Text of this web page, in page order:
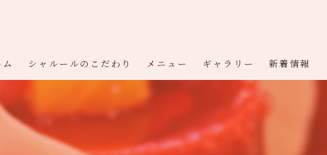
シャルールのこだわり メニュー ギャラリー 新着情報